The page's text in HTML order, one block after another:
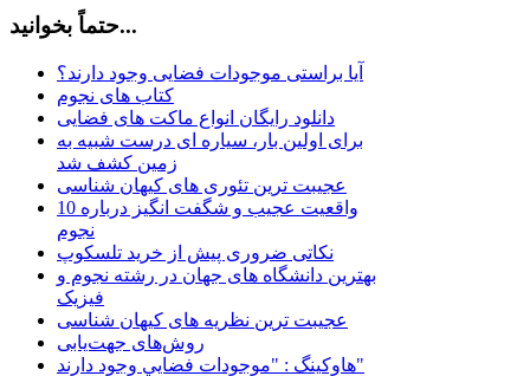
حتماً بخوانید...
آیا براستی موجودات فضایی وجود دارند؟
کتاب های نجوم
دانلود رایگان انواع ماکت های فضایی
برای اولین بار، سیاره ای درست شبیه به
زمین کشف شد
عجیبت ترین تئوری های کیهان شناسی
10 واقعیت عجیب و شگفت انگیز درباره
نجوم
نکاتی ضروری پیش از خرید تلسکوپ
بهترین دانشگاه های جهان در رشته نجوم و
فیزیک
عجیبت ترین نظریه های کیهان شناسی
روش‌های جهت‌یابی
هاوكينگ : "موجودات فضايي وجود دارند"